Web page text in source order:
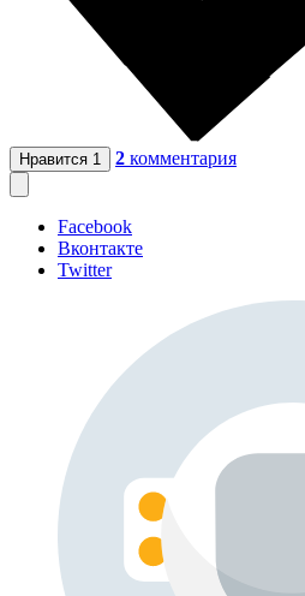
Нравится 1 2 комментария
Facebook
Вконтакте
Twitter